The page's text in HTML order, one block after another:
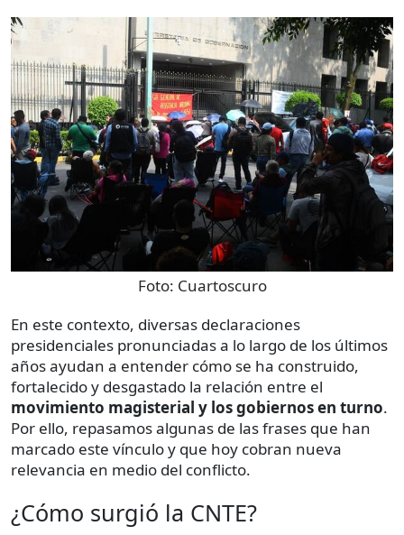
Foto: Cuartoscuro
En este contexto, diversas declaraciones
presidenciales pronunciadas a lo largo de los últimos
años ayudan a entender cómo se ha construido,
fortalecido y desgastado la relación entre el
movimiento magisterial y los gobiernos en turno.
Por ello, repasamos algunas de las frases que han
marcado este vínculo y que hoy cobran nueva
relevancia en medio del conflicto.
¿Cómo surgió la CNTE?